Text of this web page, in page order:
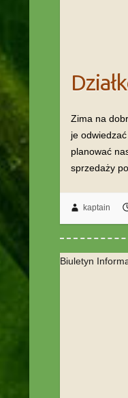
Zima na
je
planować
sprzedaży
kaptain
Biuletyn